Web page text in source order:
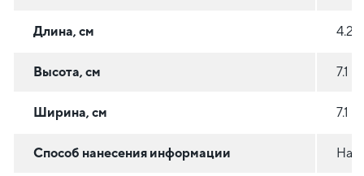
Длина, см 4.2
Высота, см 7.1
Ширина, см 7.1
Способ нанесения информации На